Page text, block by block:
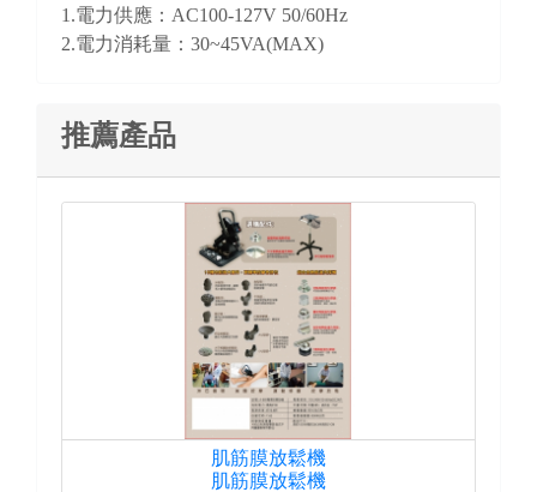
1.電力供應：AC100-127V 50/60Hz
2.電力消耗量：30~45VA(MAX)
推薦產品
肌筋膜放鬆機
肌筋膜放鬆機